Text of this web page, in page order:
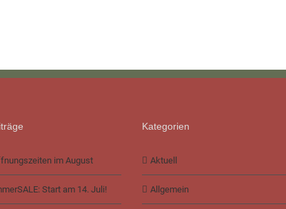
im August
Start am 14. Juli!
Kategorien
Aktuell
Allgemein